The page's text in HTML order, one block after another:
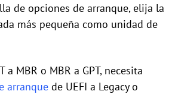
de opciones de arranque, elija la
más pequeña como unidad de
a MBR o MBR a GPT, necesita
arranque de UEFI a Legacy o